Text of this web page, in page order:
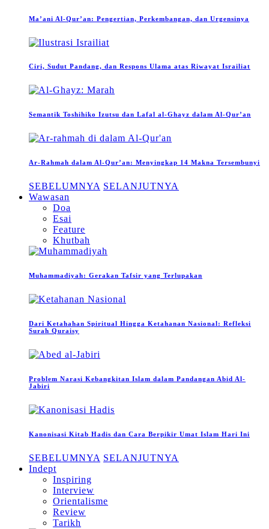
Ma’ani Al-Qur’an: Pengertian, Perkembangan, dan Urgensinya
Ciri, Sudut Pandang, dan Respons Ulama atas Riwayat Israiliat
Semantik Toshihiko Izutsu dan Lafal al-Ghayz dalam Al-Qur’an
Ar-Rahmah dalam Al-Qur’an: Menyingkap 14 Makna Tersembunyi
SEBELUMNYA SELANJUTNYA
Wawasan
Doa
Esai
Feature
Khutbah
Muhammadiyah: Gerakan Tafsir yang Terlupakan
Dari Ketahahan Spiritual Hingga Ketahanan Nasional: Refleksi
Surah Quraisy
Problem Narasi Kebangkitan Islam dalam Pandangan Abid Al-
Jabiri
Kanonisasi Kitab Hadis dan Cara Berpikir Umat Islam Hari Ini
SEBELUMNYA SELANJUTNYA
Indept
Inspiring
Interview
Orientalisme
Review
Tarikh